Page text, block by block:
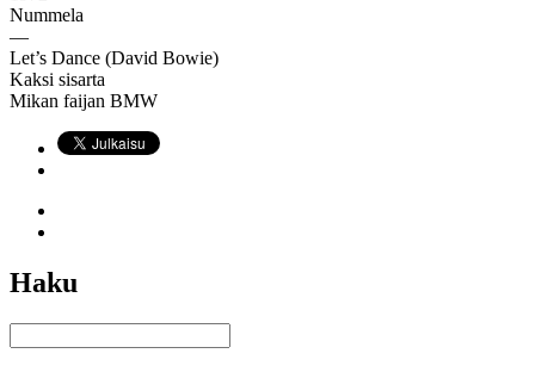
Nummela
—
Let’s Dance (David Bowie)
Kaksi sisarta
Mikan faijan BMW
Haku